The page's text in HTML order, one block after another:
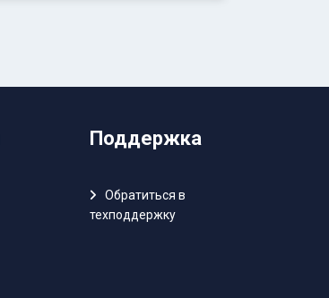
Поддержка
Обратиться в
техподдержку